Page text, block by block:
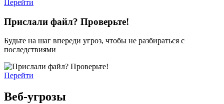
Перейти
Прислали файл? Проверьте!
Будьте на шаг впереди угроз, чтобы не разбираться с
последствиями
Перейти
Веб-угрозы